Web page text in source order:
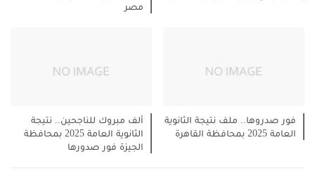
مصر
فور صدروها.. ملف نتيجة الثانوية
العامة 2025 بمحافظة القاهرة
ألف مبروك للناجحين.. نتيجة
الثانوية العامة 2025 بمحافظة
الجيزة فور صدورها